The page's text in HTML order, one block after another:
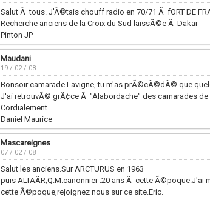
Salut Ã tous. J'Ã©tais chouff radio en 70/71 Ã fORT DE
Recherche anciens de la Croix du Sud laissÃ©e Ã Dakar
Pinton JP
Maudani
19 / 02 / 08
Bonsoir camarade Lavigne, tu m'as prÃ©cÃ©dÃ© que
J'ai retrouvÃ© grÃ¢ce Ã "Alabordache" des camarades
Cordialement
Daniel Maurice
Mascareignes
07 / 02 / 08
Salut les anciens.Sur ARCTURUS en 1963
puis ALTAÃR;Q.M.canonnier .20 ans Ã cette
cette Ã©poque,rejoignez nous sur ce site.Eric.